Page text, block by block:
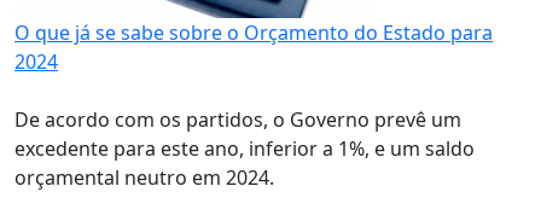
O que já se sabe sobre o Orçamento do Estado para
2024
De acordo com os partidos, o Governo prevê um
excedente para este ano, inferior a 1%, e um saldo
orçamental neutro em 2024.